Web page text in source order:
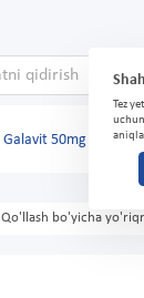
Tez
Galavit 50mg №5
Qo'llash bo'yicha